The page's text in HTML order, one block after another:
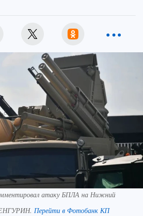
атаку БПЛА на Нижний
Перейти в Фотобанк КП